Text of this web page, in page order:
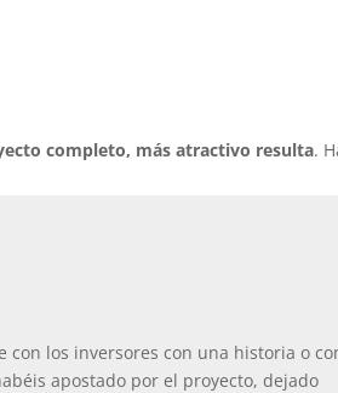
completo, más atractivo resulta.
con los inversores con una historia o
apostado por el proyecto, dejado